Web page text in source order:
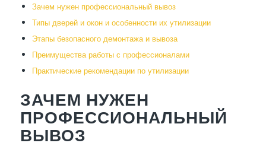
Зачем нужен профессиональный вывоз
Типы дверей и окон и особенности их утилизации
Этапы безопасного демонтажа и вывоза
Преимущества работы с профессионалами
Практические рекомендации по утилизации
ЗАЧЕМ НУЖЕН
ПРОФЕССИОНАЛЬНЫЙ
ВЫВОЗ